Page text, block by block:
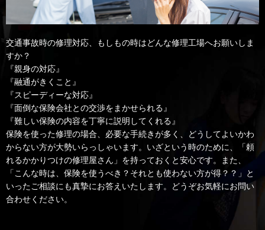
交通事故時の修理対応、もしもの時はどんな修理工場へお願いしま
すか？
『親身の対応』
『融通がきくこと』
『スピーディーな対応』
『面倒な保険会社との交渉をまかせられる』
『難しい保険の内容を丁寧に説明してくれる』
保険を使った修理の場合、必要な手続きが多く、どうしてよいかわ
からない方が大勢いらっしゃいます。いざという時のために、「頼
れるかかりつけの修理屋さん」を持っておくと安心です。また、
「こんな時は、保険を使うべき？それとも使わない方が得？？」と
いったご相談にも真摯にお答えいたします。どうぞお気軽にお問い
合わせください。